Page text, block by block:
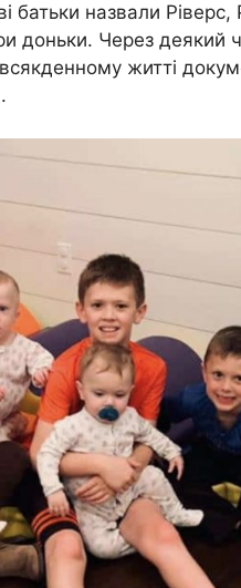
назвали Ріверс,
доньки. Через деякий
житті